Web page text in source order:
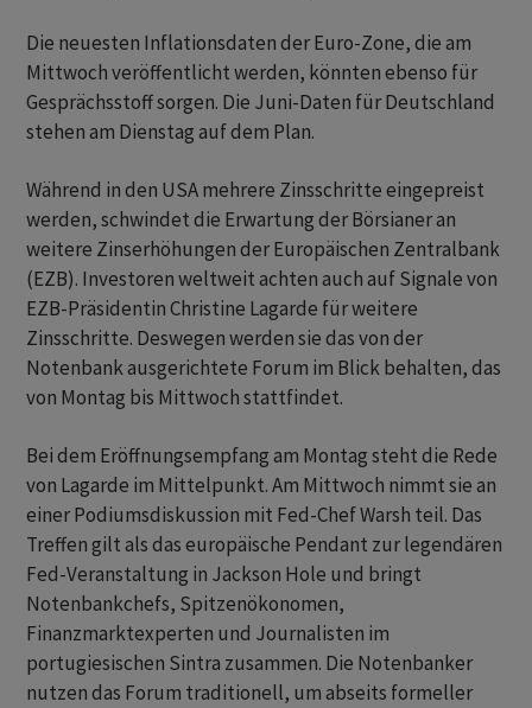
Die neuesten Inflationsdaten der Euro-Zone, die am
Mittwoch veröffentlicht werden, könnten ebenso für
Gesprächsstoff sorgen. Die Juni-Daten für Deutschland
stehen am Dienstag auf dem Plan.
Während in den USA mehrere Zinsschritte eingepreist
werden, schwindet die Erwartung der Börsianer an
weitere Zinserhöhungen der Europäischen Zentralbank
(EZB). Investoren weltweit achten auch auf Signale ​von
EZB-Präsidentin Christine ​Lagarde für weitere
Zinsschritte. Deswegen werden sie das von der
Notenbank ausgerichtete Forum im Blick behalten, das
⁠von Montag bis Mittwoch stattfindet.
Bei dem Eröffnungsempfang am Montag steht die Rede
von Lagarde im Mittelpunkt. Am Mittwoch nimmt ​sie an
einer Podiumsdiskussion mit Fed-Chef Warsh teil. ⁠Das
Treffen gilt als das europäische Pendant zur legendären
Fed-Veranstaltung in Jackson Hole und bringt
Notenbankchefs, Spitzenökonomen,
Finanzmarktexperten und Journalisten im
portugiesischen Sintra zusammen. Die Notenbanker
nutzen das Forum traditionell, um abseits formeller